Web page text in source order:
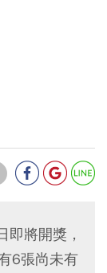
將開獎，
6張尚未有